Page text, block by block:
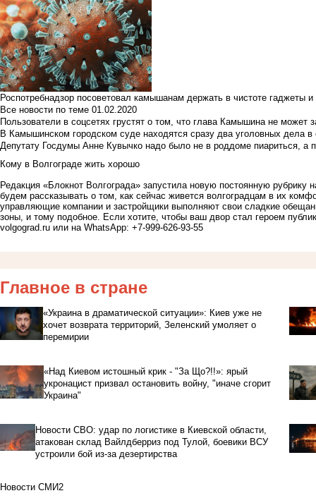
Роспотребнадзор посоветовал камышанам держать в чистоте гаджеты
Все новости по теме 01.02.2020
Пользователи в соцсетях грустят о том, что глава Камышина не может
В Камышинском городском суде находятся сразу два уголовных дела
Депутату Госдумы Анне Кувычко надо было не в роддоме пиариться, а
Кому в Волгограде жить хорошо
Редакция «Блокнот Волгограда» запустила новую постоянную
будем рассказывать о том, как сейчас живется волгоградцам в их
управляющие компании и застройщики выполняют свои сладкие
зоны, и тому подобное. Если хотите, чтобы ваш двор стал героем
volgograd.ru или на WhatsApp: +7-999-626-93-55
Главное в стране
«Украина в драматической ситуации»: Киев уже не
хочет возврата территорий, Зеленский умоляет о
перемирии
«Над Киевом истошный крик - "За Що?!!»: ярый
укронацист призвал остановить войну, "иначе сгорит
Украина"
Новости СВО: удар по логистике в Киевской области,
атакован склад Вайлдберриз под Тулой, боевики ВСУ
устроили бой из-за дезертирства
Новости СМИ2